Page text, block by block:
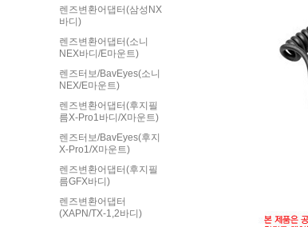
렌즈변환어댑터(삼성NX
바디)
렌즈변환어댑터(소니
NEX바디/E마운트)
렌즈터보/BavEyes(소니
NEX/E마운트)
렌즈변환어댑터(후지필
름X-Pro1바디/X마운트)
렌즈터보/BavEyes(후지
X-Pro1/X마운트)
렌즈변환어댑터(후지필
름GFX바디)
렌즈변환어댑터
(XAPN/TX-1,2바디)